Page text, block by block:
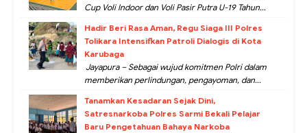
Cup Voli Indoor dan Voli Pasir Putra U-19 Tahun...
Hadir Beri Rasa Aman, Regu Siaga III Polres
Tolikara Intensifkan Patroli Dialogis di Kota
Karubaga
Jayapura – Sebagai wujud komitmen Polri dalam
memberikan perlindungan, pengayoman, dan...
Tanamkan Kesadaran Sejak Dini,
Satresnarkoba Polres Sarmi Bekali Pelajar
Baru Pengetahuan Bahaya Narkoba